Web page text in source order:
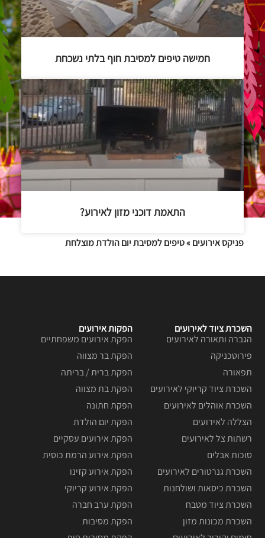
חמישה טיפים למסיבת חוף בלתי נשכחת
התאמת דוכני מזון לאירוע?
פניקס אירועים»טיפים למסיבת יום הולדת מוצלחת
הפקות אירועים
הפקת אירועים משפחתיים
הפקת בר מצווה
הפקת ברית / בריתה
הפקת בת מצווה
הפקת חתונה
הפקת יום הולדת
הפקת אירועים עסקיים
הפקת אירוע הרמת כוסית
הפקת אירוע קזינו
הפקת אירוע קריוקי
הפקת ערב חברה
הפקת מסיבות
השכרת ציוד לאירועים
הגברה ותאורה לאירועים
פירוטכניקה
תפאורה
השכרת ציוד קריוקי לאירועים
השכרת אוהלים לאירועים
הצללה לאירועים
רשתות צל לאירועים
סוכות אבלים
השכרת גנרטורים לאירועים
השכרת כיסאות ושולחנות
השכרת ציוד מטבח
השכרת מכונות מזון